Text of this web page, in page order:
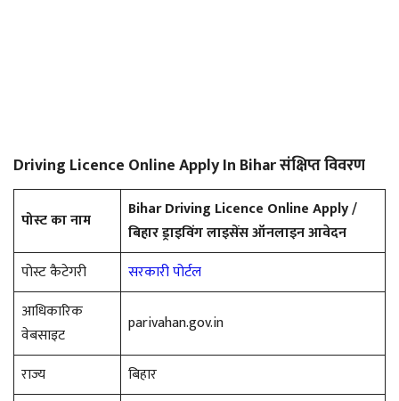
Driving Licence Online Apply In Bihar संक्षिप्त विवरण
पोस्ट का नाम
Bihar Driving Licence Online Apply /
बिहार ड्राइविंग लाइसेंस ऑनलाइन आवेदन
पोस्ट कैटेगरी
सरकारी पोर्टल
आधिकारिक
वेबसाइट
parivahan.gov.in
राज्य
बिहार